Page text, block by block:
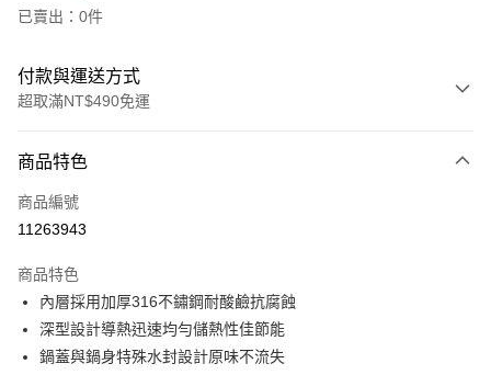
已賣出：0件
付款與運送方式
超取滿NT$490免運
信用卡一次付款
信用卡分期付款
合作金庫商業銀行
華南商業銀行
彰化商業銀行
上海商業儲蓄銀行
台北富邦商業銀行
國泰世華商業銀行
兆豐國際商業銀行
6 期 0 利率 每期
華南商業銀行
彰化商業銀行
上海商業儲蓄銀行
台北富邦商業銀行
12 期 0 利率 每期NT$107
合作金庫商業銀行
第一商業銀行
超商取貨付款
商品特色
商品編號
11263943
商品特色
內層採用加厚316不鏽鋼耐酸鹼抗腐蝕
深型設計導熱迅速均勻儲熱性佳節能
鍋蓋與鍋身特殊水封設計原味不流失